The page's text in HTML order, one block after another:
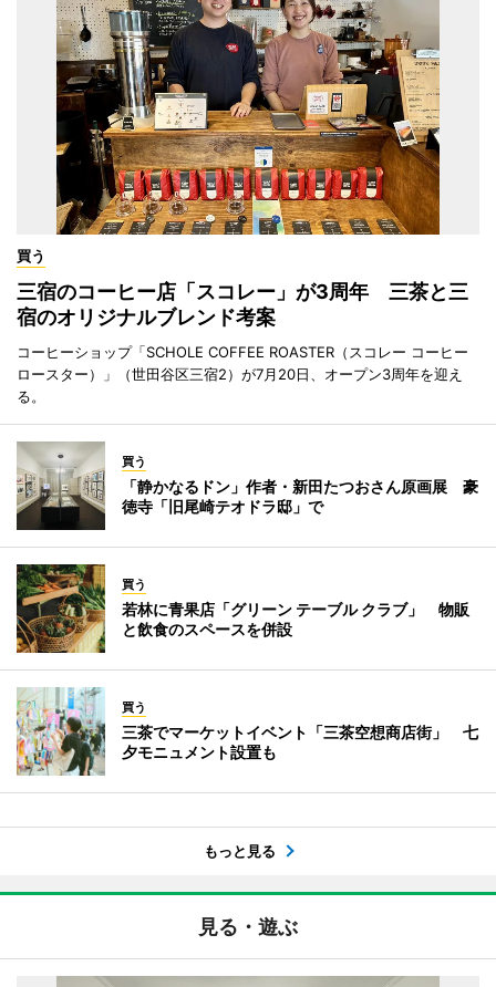
買う
三宿のコーヒー店「スコレー」が3周年 三茶と三
宿のオリジナルブレンド考案
コーヒーショップ「SCHOLE COFFEE ROASTER（スコレー コーヒー
ロースター）」（世田谷区三宿2）が7月20日、オープン3周年を迎え
る。
買う
「静かなるドン」作者・新田たつおさん原画展 豪
徳寺「旧尾崎テオドラ邸」で
買う
若林に青果店「グリーン テーブル クラブ」 物販
と飲食のスペースを併設
買う
三茶でマーケットイベント「三茶空想商店街」 七
夕モニュメント設置も
もっと見る
見る・遊ぶ